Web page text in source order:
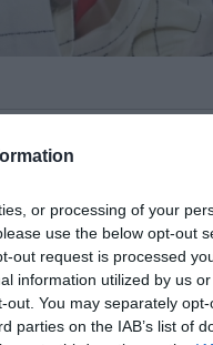
or processing of your
use the below opt-out
out request is processed
information utilized by us
You may separately
parties on the IAB’s list of
της
του
στο
πιο